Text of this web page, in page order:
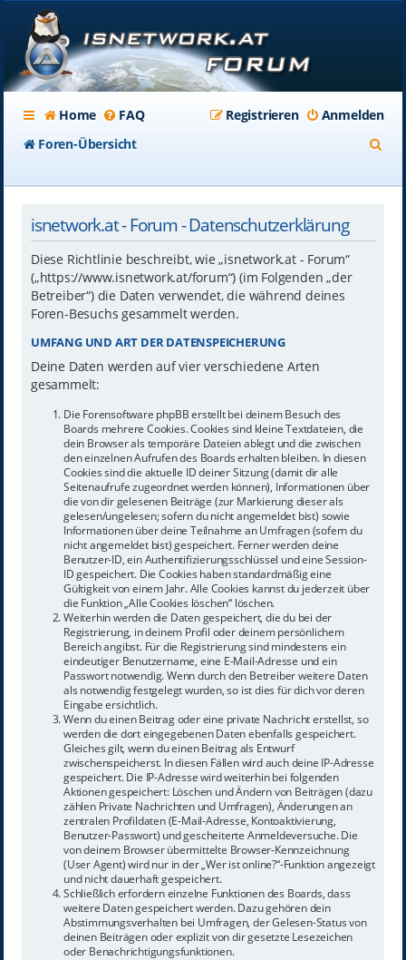
Home FAQ Anmelden
Registrieren
Foren-Übersicht
isnetwork.at - Forum - Datenschutzerklärung
Diese Richtlinie beschreibt, wie „isnetwork.at - Forum“
(„https://www.isnetwork.at/forum“) (im Folgenden „der
Betreiber“) die Daten verwendet, die während deines
Foren-Besuchs gesammelt werden.
UMFANG UND ART DER DATENSPEICHERUNG
Deine Daten werden auf vier verschiedene Arten
gesammelt:
Die Forensoftware phpBB erstellt bei deinem Besuch des
Boards mehrere Cookies. Cookies sind kleine Textdateien, die
dein Browser als temporäre Dateien ablegt und die zwischen
den einzelnen Aufrufen des Boards erhalten bleiben. In diesen
Cookies sind die aktuelle ID deiner Sitzung (damit dir alle
Seitenaufrufe zugeordnet werden können), Informationen über
die von dir gelesenen Beiträge (zur Markierung dieser als
gelesen/ungelesen; sofern du nicht angemeldet bist) sowie
Informationen über deine Teilnahme an Umfragen (sofern du
nicht angemeldet bist) gespeichert. Ferner werden deine
Benutzer-ID, ein Authentifizierungsschlüssel und eine Session-
ID gespeichert. Die Cookies haben standardmäßig eine
Gültigkeit von einem Jahr. Alle Cookies kannst du jederzeit über
die Funktion „Alle Cookies löschen“ löschen.
Weiterhin werden die Daten gespeichert, die du bei der
Registrierung, in deinem Profil oder deinem persönlichem
Bereich angibst. Für die Registrierung sind mindestens ein
eindeutiger Benutzername, eine E-Mail-Adresse und ein
Passwort notwendig. Wenn durch den Betreiber weitere Daten
als notwendig festgelegt wurden, so ist dies für dich vor deren
Eingabe ersichtlich.
Wenn du einen Beitrag oder eine private Nachricht erstellst, so
werden die dort eingegebenen Daten ebenfalls gespeichert.
Gleiches gilt, wenn du einen Beitrag als Entwurf
zwischenspeicherst. In diesen Fällen wird auch deine IP-Adresse
gespeichert. Die IP-Adresse wird weiterhin bei folgenden
Aktionen gespeichert: Löschen und Ändern von Beiträgen (dazu
zählen Private Nachrichten und Umfragen), Änderungen an
zentralen Profildaten (E-Mail-Adresse, Kontoaktivierung,
Benutzer-Passwort) und gescheiterte Anmeldeversuche. Die
von deinem Browser übermittelte Browser-Kennzeichnung
(User Agent) wird nur in der „Wer ist online?“-Funktion angezeigt
und nicht dauerhaft gespeichert.
Schließlich erfordern einzelne Funktionen des Boards, dass
weitere Daten gespeichert werden. Dazu gehören dein
Abstimmungsverhalten bei Umfragen, der Gelesen-Status von
deinen Beiträgen oder explizit von dir gesetzte Lesezeichen
oder Benachrichtigungsfunktionen.